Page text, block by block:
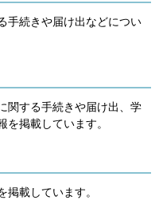
手続きや届け出などについ
関する手続きや届け出、学
掲載しています。
載しています。